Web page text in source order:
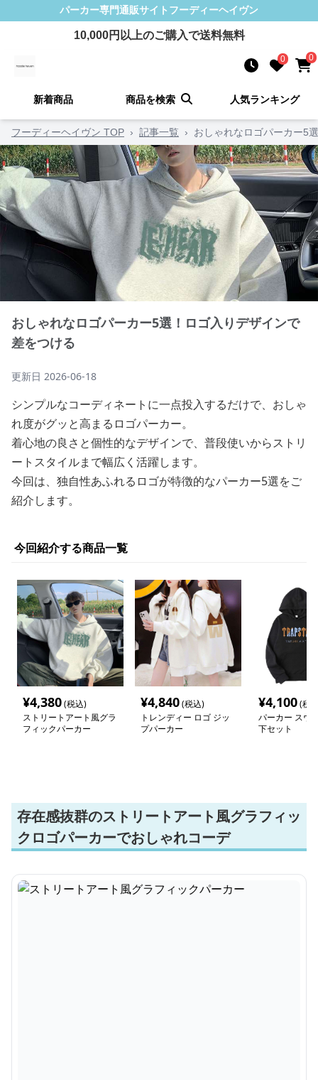
パーカー専門通販サイト フーディーヘイヴン
10,000円以上のご購入で送料無料
0 0
新着商品 商品を検索 人気ランキング
フーディーヘイヴン TOP › 記事一覧 › おしゃれなロゴパーカー5
おしゃれなロゴパーカー5選！ロゴ入りデザインで
差をつける
更新日 2026-06-18
シンプルなコーディネートに一点投入するだけで、おしゃ
れ度がグッと高まるロゴパーカー。
着心地の良さと個性的なデザインで、普段使いからストリ
ートスタイルまで幅広く活躍します。
今回は、独自性あふれるロゴが特徴的なパーカー5選をご
紹介します。
今回紹介する商品一覧
¥4,380(税込)
ストリートアート風グラ
フィックパーカー
¥4,840(税込)
トレンディー ロゴ ジッ
プパーカー
¥4,100(税
パーカー スウ
下セット
存在感抜群のストリートアート風グラフィッ
クロゴパーカーでおしゃれコーデ